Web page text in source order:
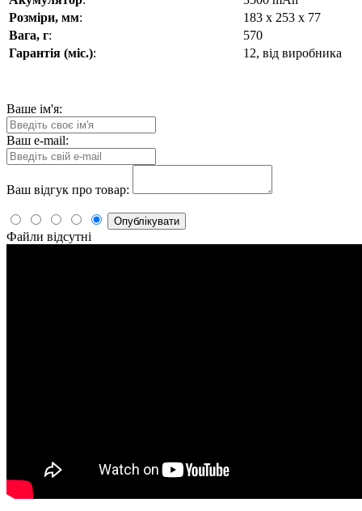
Розміри, мм:
183 х 253 х 77
Вага, г:
570
Гарантія (міс.): 12, від виробника
Ваше ім'я:
Ваш e-mail:
Ваш відгук про товар:
Опублікувати
Файли відсутні